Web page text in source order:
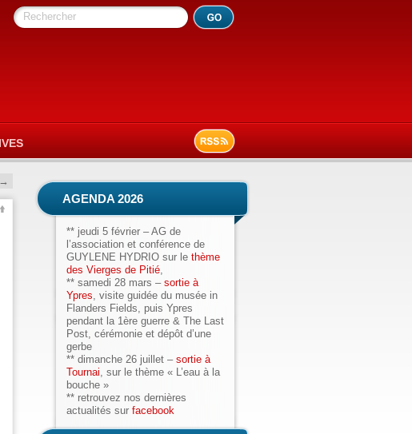
Rechercher
→
AGENDA 2026
** jeudi 5 février – AG de
l’association et conférence de
GUYLENE HYDRIO sur le thème
des Vierges de Pitié,
** samedi 28 mars – sortie à
Ypres, visite guidée du musée in
Flanders Fields, puis Ypres
pendant la 1ère guerre & The Last
Post, cérémonie et dépôt d’une
gerbe
** dimanche 26 juillet – sortie à
Tournai, sur le thème « L’eau à la
bouche »
** retrouvez nos dernières
actualités sur facebook